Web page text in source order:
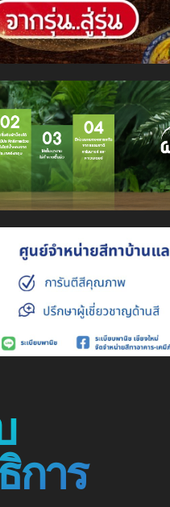
การ